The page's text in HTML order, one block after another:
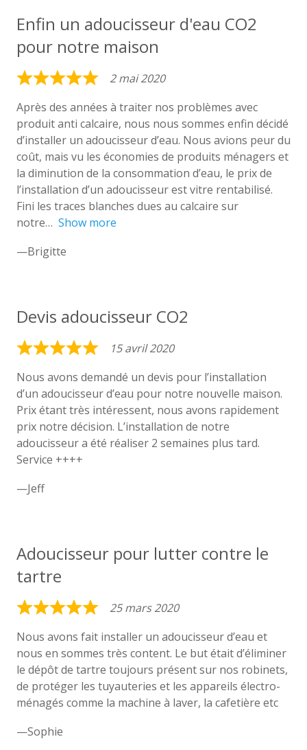
Enfin un adoucisseur d'eau CO2
pour notre maison
Rated
5
out
of
5
2 mai 2020
Après des années à traiter nos problèmes avec
produit anti calcaire, nous nous sommes enfin décidé
d’installer un adoucisseur d’eau. Nous avions peur du
coût, mais vu les économies de produits ménagers et
la diminution de la consommation d’eau, le prix de
l’installation d’un adoucisseur est vitre rentabilisé.
Fini les traces blanches dues au calcaire sur
notre
Show more
Brigitte
Devis adoucisseur CO2
Rated
5
out
of
5
15 avril 2020
Nous avons demandé un devis pour l’installation
d’un adoucisseur d’eau pour notre nouvelle maison.
Prix étant très intéressent, nous avons rapidement
prix notre décision. L’installation de notre
adoucisseur a été réaliser 2 semaines plus tard.
Service ++++
Jeff
Adoucisseur pour lutter contre le
tartre
Rated
5
out
of
5
25 mars 2020
Nous avons fait installer un adoucisseur d’eau et
nous en sommes très content. Le but était d’éliminer
le dépôt de tartre toujours présent sur nos robinets,
de protéger les tuyauteries et les appareils électro-
ménagés comme la machine à laver, la cafetière etc
Sophie